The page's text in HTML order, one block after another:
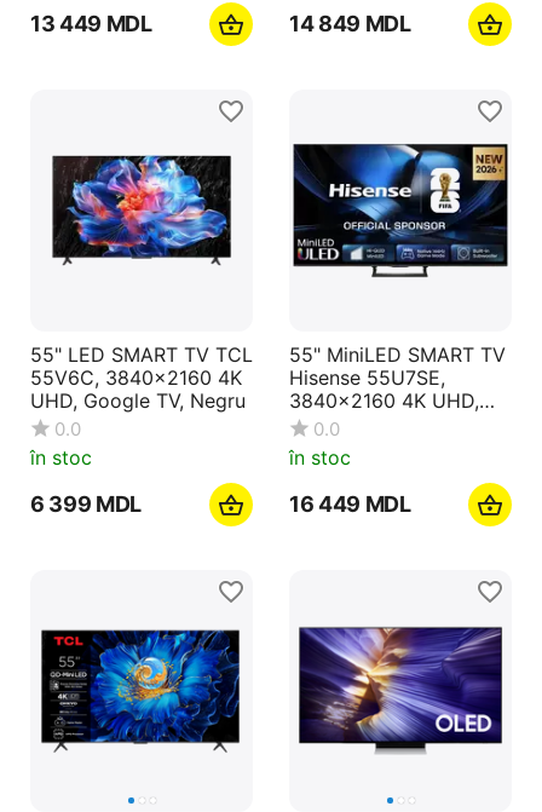
13 449 MDL 14 849 MDL
55" LED SMART TV TCL
55V6C, 3840x2160 4K
UHD, Google TV, Negru
0.0
în stoc
6 399 MDL
55" MiniLED SMART TV
Hisense 55U7SE,
3840x2160 4K UHD,
VIDAA U OS, Negru
0.0
în stoc
16 449 MDL